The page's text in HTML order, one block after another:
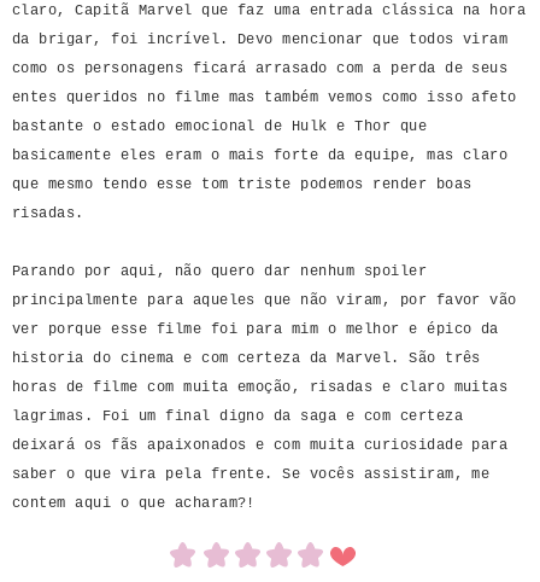
claro, Capitã Marvel que faz uma entrada clássica na hora
da brigar, foi incrível. Devo mencionar que todos viram
como os personagens ficará arrasado com a perda de seus
entes queridos no filme mas também vemos como isso afeto
bastante o estado emocional de Hulk e Thor que
basicamente eles eram o mais forte da equipe, mas claro
que mesmo tendo esse tom triste podemos render boas
risadas.
Parando por aqui, não quero dar nenhum spoiler
principalmente para aqueles que não viram, por favor vão
ver porque esse filme foi para mim o melhor e épico da
historia do cinema e com certeza da Marvel. São três
horas de filme com muita emoção, risadas e claro muitas
lagrimas. Foi um final digno da saga e com certeza
deixará os fãs apaixonados e com muita curiosidade para
saber o que vira pela frente. Se vocês assistiram, me
contem aqui o que acharam?!